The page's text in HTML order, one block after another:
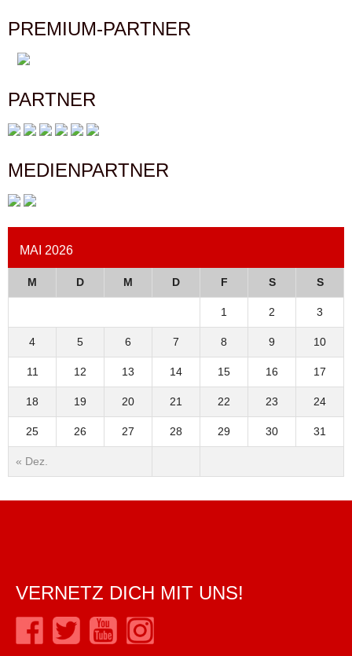
PREMIUM-PARTNER
PARTNER
MEDIENPARTNER
MAI 2026
M D M D F S S
« Dez.
1 2 3
4 5 6 7 8 9 10
11 12 13 14 15 16 17
18 19 20 21 22 23 24
25 26 27 28 29 30 31
VERNETZ DICH MIT UNS!